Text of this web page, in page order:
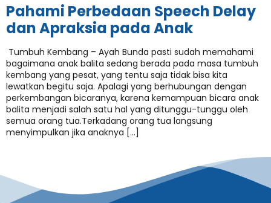
Pahami Perbedaan Speech Delay
dan Apraksia pada Anak
Tumbuh Kembang – Ayah Bunda pasti sudah memahami
bagaimana anak balita sedang berada pada masa tumbuh
kembang yang pesat, yang tentu saja tidak bisa kita
lewatkan begitu saja. Apalagi yang berhubungan dengan
perkembangan bicaranya, karena kemampuan bicara anak
balita menjadi salah satu hal yang ditunggu-tunggu oleh
semua orang tua.Terkadang orang tua langsung
menyimpulkan jika anaknya […]